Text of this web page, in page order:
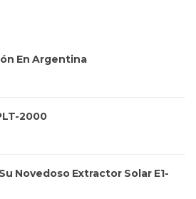
En Argentina
2000
Novedoso Extractor Solar E1-